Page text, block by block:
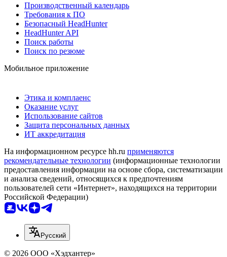
Производственный календарь
Требования к ПО
Безопасный HeadHunter
HeadHunter API
Поиск работы
Поиск по резюме
Мобильное приложение
Этика и комплаенс
Оказание услуг
Использование сайтов
Защита персональных данных
ИТ аккредитация
На информационном ресурсе hh.ru применяются
рекомендательные технологии (информационные технологии
предоставления информации на основе сбора, систематизации
и анализа сведений, относящихся к предпочтениям
пользователей сети «Интернет», находящихся на территории
Российской Федерации)
Русский
© 2026 ООО «Хэдхантер»